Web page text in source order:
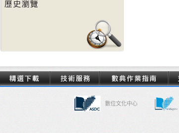
數位文化中心